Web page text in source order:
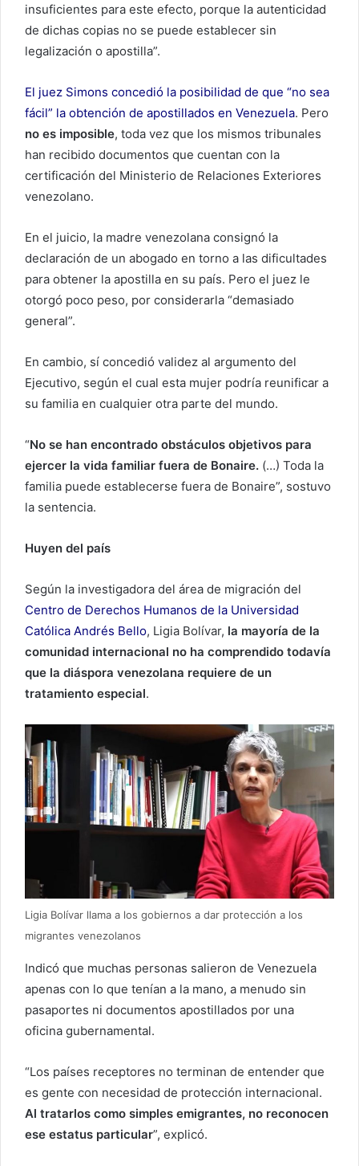
insuficientes para este efecto, porque la autenticidad
de dichas copias no se puede establecer sin
legalización o apostilla”.
El juez Simons concedió la posibilidad de que “no sea
fácil” la obtención de apostillados en Venezuela. Pero
no es imposible, toda vez que los mismos tribunales
han recibido documentos que cuentan con la
certificación del Ministerio de Relaciones Exteriores
venezolano.
En el juicio, la madre venezolana consignó la
declaración de un abogado en torno a las dificultades
para obtener la apostilla en su país. Pero el juez le
otorgó poco peso, por considerarla “demasiado
general”.
En cambio, sí concedió validez al argumento del
Ejecutivo, según el cual esta mujer podría reunificar a
su familia en cualquier otra parte del mundo.
“No se han encontrado obstáculos objetivos para
ejercer la vida familiar fuera de Bonaire. (…) Toda la
familia puede establecerse fuera de Bonaire”, sostuvo
la sentencia.
Huyen del país
Según la investigadora del área de migración del
Centro de Derechos Humanos de la Universidad
Católica Andrés Bello, Ligia Bolívar, la mayoría de la
comunidad internacional no ha comprendido todavía
que la diáspora venezolana requiere de un
tratamiento especial.
Ligia Bolívar llama a los gobiernos a dar protección a los
migrantes venezolanos
Indicó que muchas personas salieron de Venezuela
apenas con lo que tenían a la mano, a menudo sin
pasaportes ni documentos apostillados por una
oficina gubernamental.
“Los países receptores no terminan de entender que
es gente con necesidad de protección internacional.
Al tratarlos como simples emigrantes, no reconocen
ese estatus particular”, explicó.